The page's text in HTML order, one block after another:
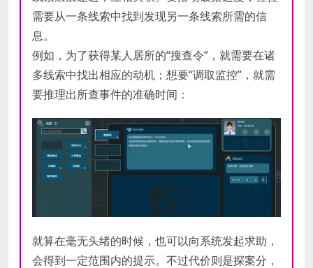
需要从一条线索中找到发现另一条线索所需的信
息。
例如，为了获得某人居所的“搜查令”，就需要在诸
多线索中找出相应的动机；想要“调取监控”，就需
要推理出所查事件的准确时间：
就算在毫无头绪的时候，也可以向系统发起求助，
会得到一定范围内的提示。不过代价则是探案分，